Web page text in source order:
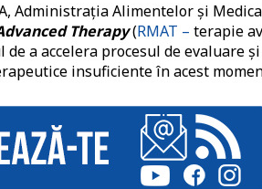
Administrația Alimentelor și
Therapy(RMAT – terapie
de a accelera procesul de evaluare
insuficiente în acest